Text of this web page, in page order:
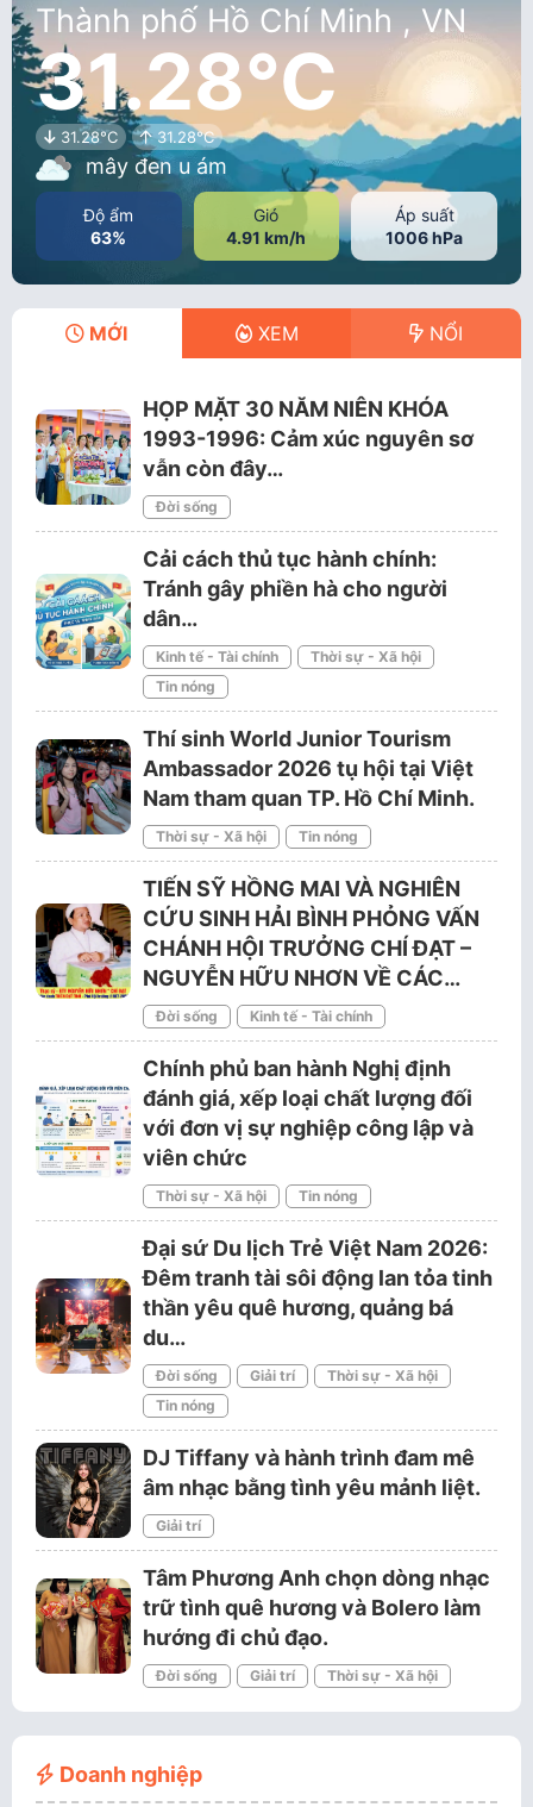
Thành phố Hồ Chí Minh , VN
31.28°C
31.28°C 31.28°C
mây đen u ám
Độ ẩm
63%
Gió
4.91 km/h
Áp suất
1006 hPa
MỚI XEM NỔI
HỌP MẶT 30 NĂM NIÊN KHÓA
1993-1996: Cảm xúc nguyên sơ
vẫn còn đây…
Đời sống
Cải cách thủ tục hành chính:
Tránh gây phiền hà cho người
dân…
Kinh tế - Tài chính
Thời sự - Xã hội
Tin nóng
Thí sinh World Junior Tourism
Ambassador 2026 tụ hội tại Việt
Nam tham quan TP. Hồ Chí Minh.
Thời sự - Xã hội Tin nóng
TIẾN SỸ HỒNG MAI VÀ NGHIÊN
CỨU SINH HẢI BÌNH PHỎNG VẤN
CHÁNH HỘI TRƯỞNG CHÍ ĐẠT –
NGUYỄN HỮU NHƠN VỀ CÁC…
Đời sống Kinh tế - Tài chính
Chính phủ ban hành Nghị định
đánh giá, xếp loại chất lượng đối
với đơn vị sự nghiệp công lập và
viên chức
Thời sự - Xã hội Tin nóng
Đại sứ Du lịch Trẻ Việt Nam 2026:
Đêm tranh tài sôi động lan tỏa tinh
thần yêu quê hương, quảng bá
du…
Đời sống Giải trí
Thời sự - Xã hội
Tin nóng
DJ Tiffany và hành trình đam mê
âm nhạc bằng tình yêu mảnh liệt.
Giải trí
Tâm Phương Anh chọn dòng nhạc
trữ tình quê hương và Bolero làm
hướng đi chủ đạo.
Đời sống Giải trí Thời sự - Xã hội
Doanh nghiệp